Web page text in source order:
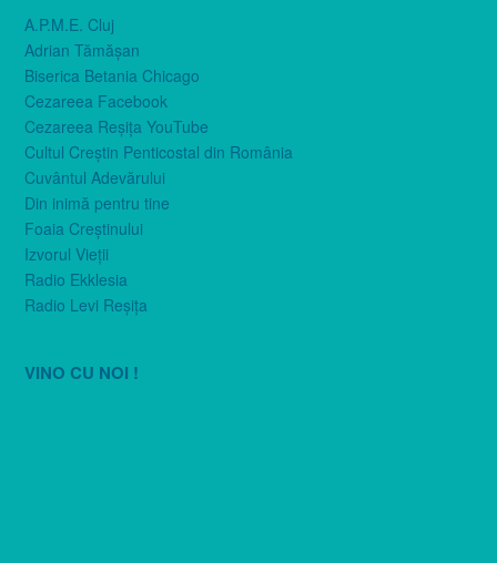
A.P.M.E. Cluj
Adrian Tămăşan
Biserica Betania Chicago
Cezareea Facebook
Cezareea Reşiţa YouTube
Cultul Creştin Penticostal din România
Cuvântul Adevărului
Din inimă pentru tine
Foaia Creştinului
Izvorul Vieţii
Radio Ekklesia
Radio Levi Reşiţa
VINO CU NOI !